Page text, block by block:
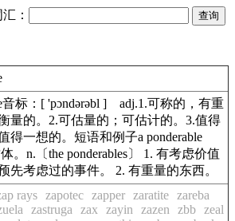
：
音标：[ 'pɔndərəbl ] adj.1.可称的，有重
量的。2.可估量的；可估计的。3.值得
得一想的。短语和例子a ponderable
。n.〔the ponderables〕 1. 有考虑价值
先考虑过的事件。 2. 有重量的东西。
rays zapotec zapper zaratite zareba
zastruga zax zayin zazen zbb zeal